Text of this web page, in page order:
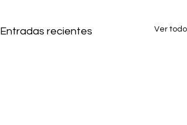
Entradas recientes Ver todo